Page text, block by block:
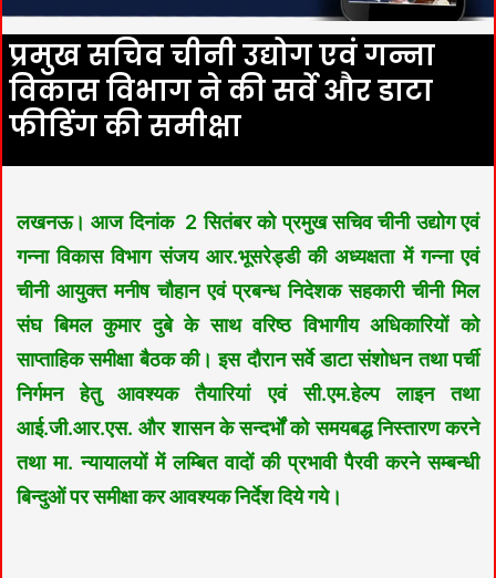
प्रमुख सचिव चीनी उद्योग एवं गन्ना
विकास विभाग ने की सर्वे और डाटा
फीडिंग की समीक्षा
लखनऊ। आज दिनांक 2 सितंबर को प्रमुख सचिव चीनी उद्योग एवं
गन्ना विकास विभाग संजय आर.भूसरेड्डी की अध्यक्षता में गन्ना एवं
चीनी आयुक्त मनीष चौहान एवं प्रबन्ध निदेशक सहकारी चीनी मिल
संघ बिमल कुमार दुबे के साथ वरिष्ठ विभागीय अधिकारियों को
साप्ताहिक समीक्षा बैठक की। इस दौरान सर्वे डाटा संशोधन तथा पर्ची
निर्गमन हेतु आवश्यक तैयारियां एवं सी.एम.हेल्प लाइन तथा
आई.जी.आर.एस. और शासन के सन्दर्भों को समयबद्ध निस्तारण करने
तथा मा. न्यायालयों में लम्बित वादों की प्रभावी पैरवी करने सम्बन्धी
बिन्दुओं पर समीक्षा कर आवश्यक निर्देश दिये गये।